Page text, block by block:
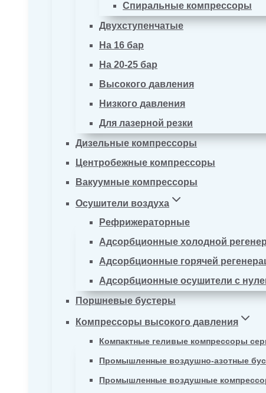
Спиральные компрессоры
Двухступенчатые
На 16 бар
На 20-25 бар
Высокого давления
Низкого давления
Для лазерной резки
Дизельные компрессоры
Центробежные компрессоры
Вакуумные компрессоры
Осушители воздуха
Рефрижераторные
Адсорбционные холодной
Адсорбционные горячей
Адсорбционные осушители с
Поршневые бустеры
Компрессоры высокого давления
Компактные геливые компрессоры
Промышленные воздушно-азотные
Промышленные воздушные